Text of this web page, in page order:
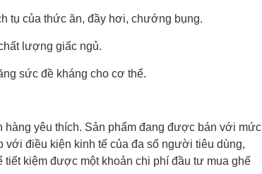
tụ của thức ăn, đầy hơi, chướng bụng.
lượng giấc ngủ.
sức đề kháng cho cơ thể.
yêu thích. Sản phẩm đang được bán với mức
với điều kiện kinh tế của đa số người tiêu dùng,
kiệm được một khoản chi phí đầu tư mua ghế